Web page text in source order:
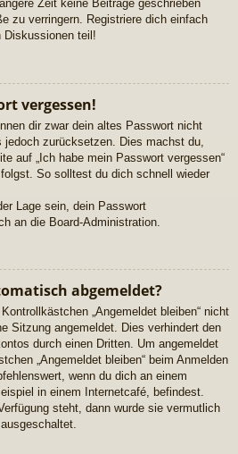
Zeit keine Beiträge geschrieben
zu verringern. Registriere dich einfach
Diskussionen teil!
vergessen!
dir zwar dein altes Passwort nicht
zurücksetzen. Dies machst du,
auf „Ich habe mein Passwort vergessen“
So solltest du dich schnell wieder
Lage sein, dein Passwort
an die Board-Administration.
abgemeldet?
„Angemeldet bleiben“ nicht
Sitzung angemeldet. Dies verhindert den
durch einen Dritten. Um angemeldet
„Angemeldet bleiben“ beim Anmelden
wenn du dich an einem
in einem Internetcafé, befindest.
steht, dann wurde sie vermutlich